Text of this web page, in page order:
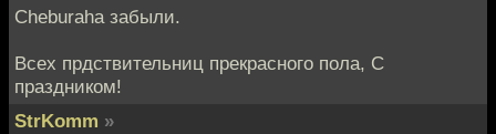
Cheburaha забыли.
Всех прдствительниц прекрасного пола, С
праздником!
StrKomm »